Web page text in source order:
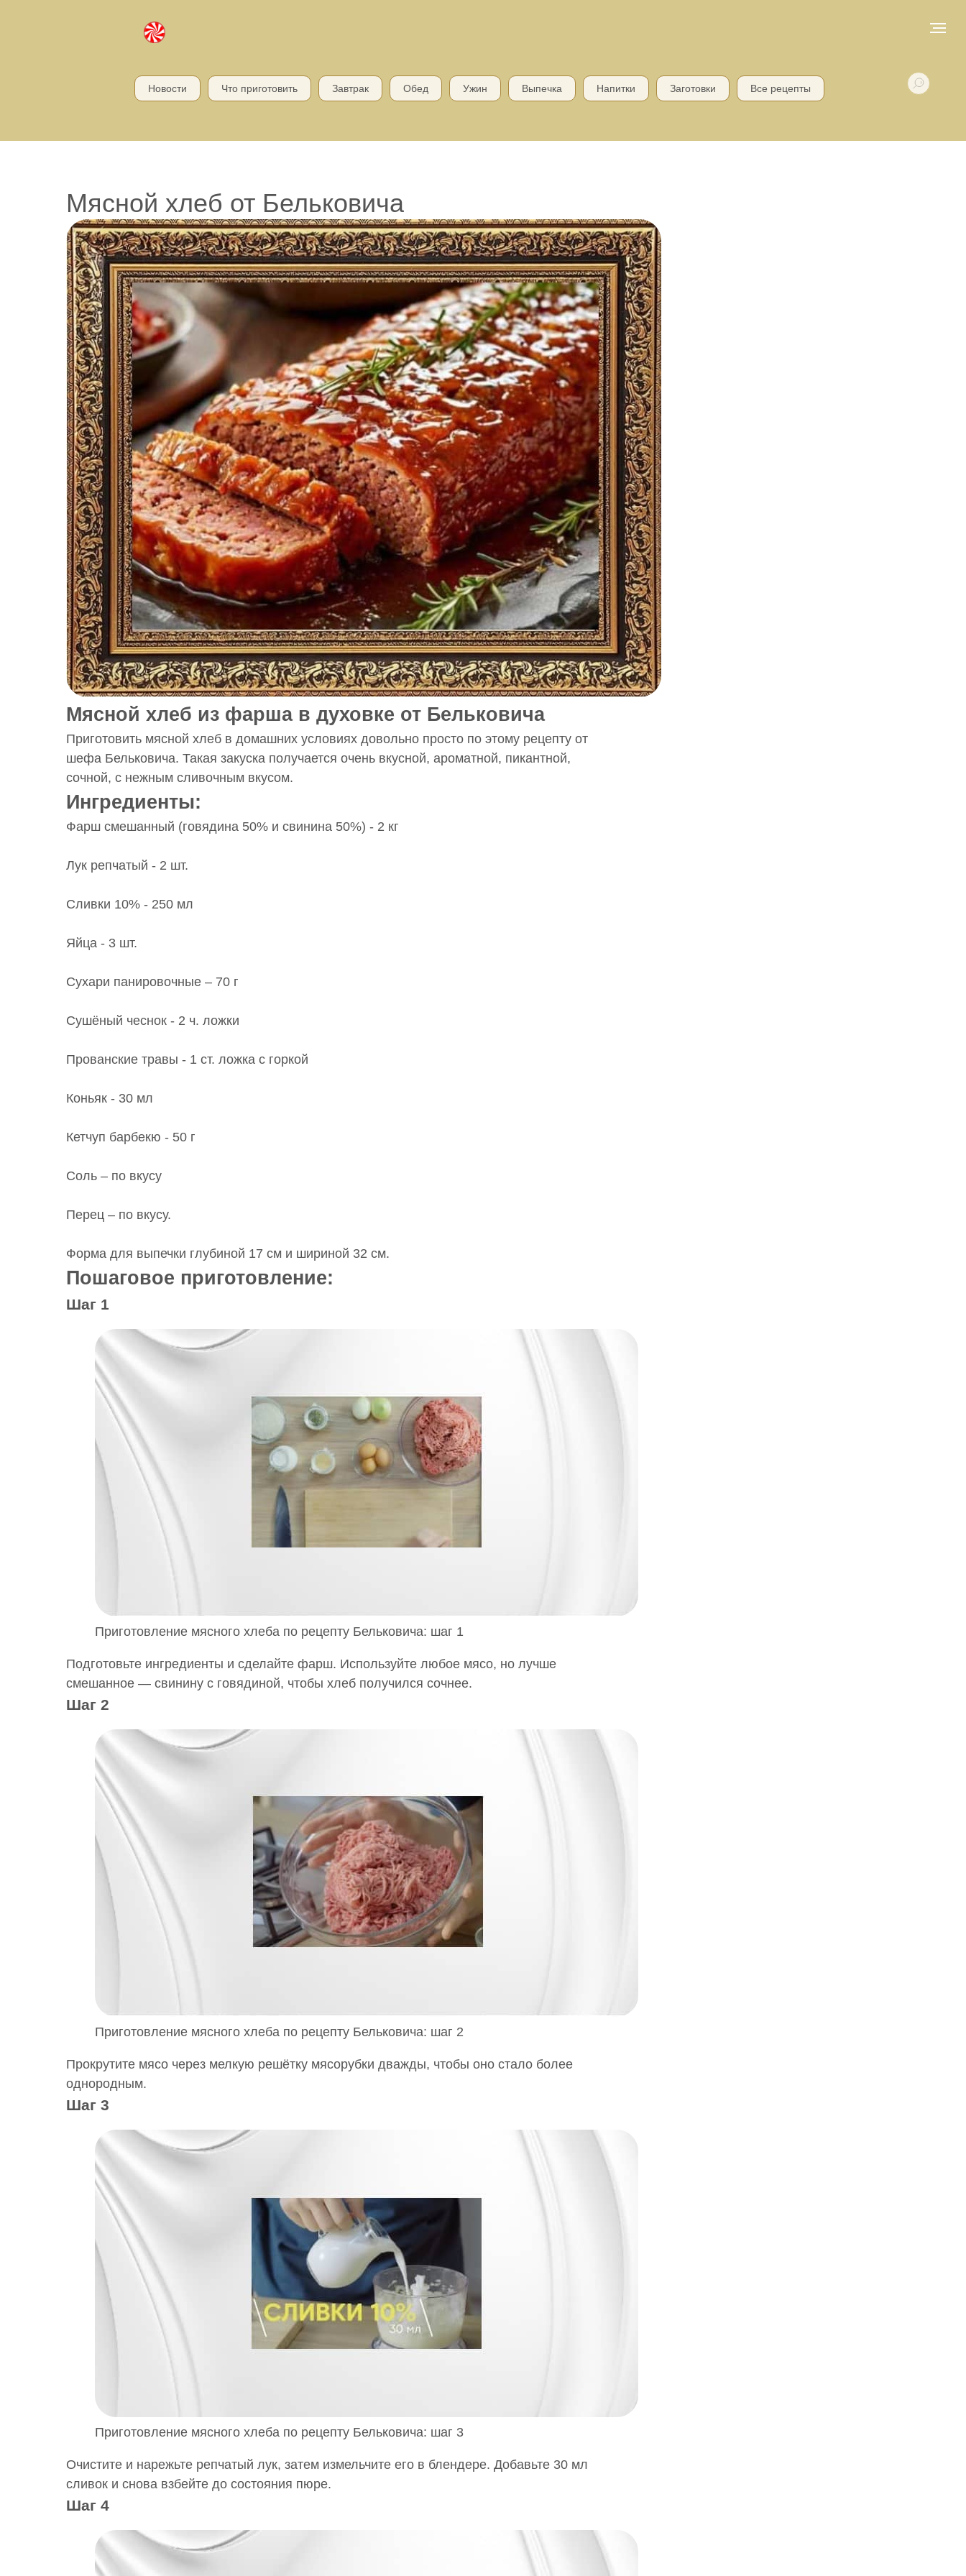
Новости Что приготовить Завтрак Обед Ужин Выпечка Напитки Заготовки Все рецепты
Мясной хлеб от Бельковича
Мясной хлеб из фарша в духовке от Бельковича
Приготовить мясной хлеб в домашних условиях довольно просто по этому рецепту от
шефа Бельковича. Такая закуска получается очень вкусной, ароматной, пикантной,
сочной, с нежным сливочным вкусом.
Ингредиенты:
Фарш смешанный (говядина 50% и свинина 50%) - 2 кг
Лук репчатый - 2 шт.
Сливки 10% - 250 мл
Яйца - 3 шт.
Сухари панировочные – 70 г
Сушёный чеснок - 2 ч. ложки
Прованские травы - 1 ст. ложка с горкой
Коньяк - 30 мл
Кетчуп барбекю - 50 г
Соль – по вкусу
Перец – по вкусу.
Форма для выпечки глубиной 17 см и шириной 32 см.
Пошаговое приготовление:
Шаг 1
Приготовление мясного хлеба по рецепту Бельковича: шаг 1
Подготовьте ингредиенты и сделайте фарш. Используйте любое мясо, но лучше
смешанное — свинину с говядиной, чтобы хлеб получился сочнее.
Шаг 2
Приготовление мясного хлеба по рецепту Бельковича: шаг 2
Прокрутите мясо через мелкую решётку мясорубки дважды, чтобы оно стало более
однородным.
Шаг 3
Приготовление мясного хлеба по рецепту Бельковича: шаг 3
Очистите и нарежьте репчатый лук, затем измельчите его в блендере. Добавьте 30 мл
сливок и снова взбейте до состояния пюре.
Шаг 4